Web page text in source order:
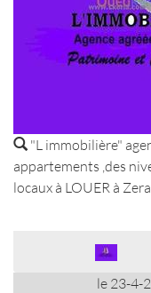
"L immobilière"
appartements ,des
locaux à LOUER à
le 23-4-